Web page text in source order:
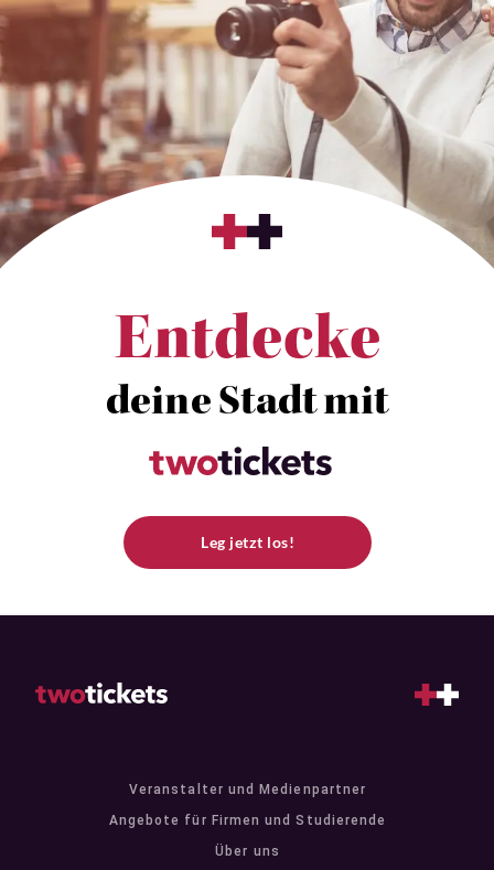
Entdecke
deine Stadt mit
Leg jetzt los!
Veranstalter und Medienpartner
Angebote für Firmen und Studierende
Über uns